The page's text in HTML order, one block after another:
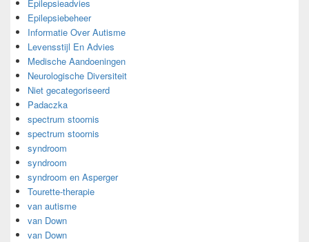
Epilepsieadvies
Epilepsiebeheer
Informatie Over Autisme
Levensstijl En Advies
Medische Aandoeningen
Neurologische Diversiteit
Niet gecategoriseerd
Padaczka
spectrum stoornis
spectrum stoornis
syndroom
syndroom
syndroom en Asperger
Tourette-therapie
van autisme
van Down
van Down